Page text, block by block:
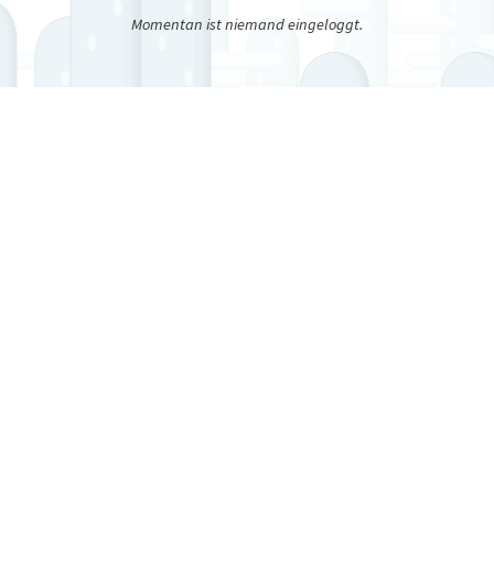
Momentan ist niemand eingeloggt.